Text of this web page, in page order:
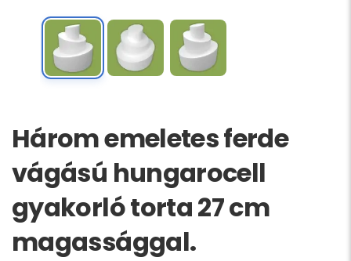
Három emeletes ferde
vágású hungarocell
gyakorló torta 27 cm
magassággal.